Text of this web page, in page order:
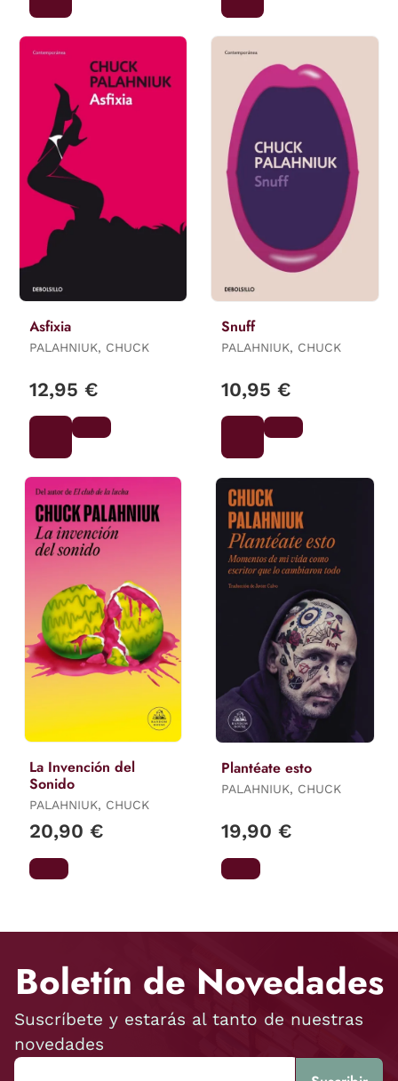
Asfixia
PALAHNIUK, CHUCK
12,95 €
Snuff
PALAHNIUK, CHUCK
10,95 €
La Invención del
Sonido
PALAHNIUK, CHUCK
20,90 €
Plantéate esto
PALAHNIUK, CHUCK
19,90 €
Boletín de Novedades
Suscríbete y estarás al tanto de nuestras
novedades